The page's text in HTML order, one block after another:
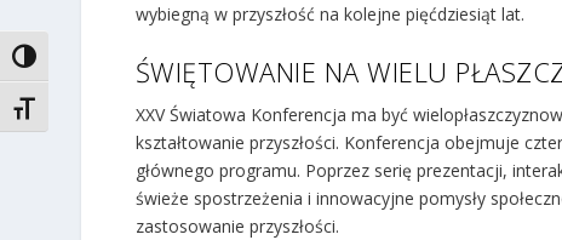
TOGGLE HIGH CONTRAST
TOGGLE FONT SIZE
wybiegną w przyszłość na kolejne pięćdziesiąt lat.
ŚWIĘTOWANIE NA WIELU
XXV Światowa Konferencja ma być
kształtowanie przyszłości. Konferencja obejmuje
głównego programu. Poprzez serię prezentacji,
świeże spostrzeżenia i innowacyjne pomysły
zastosowanie przyszłości.